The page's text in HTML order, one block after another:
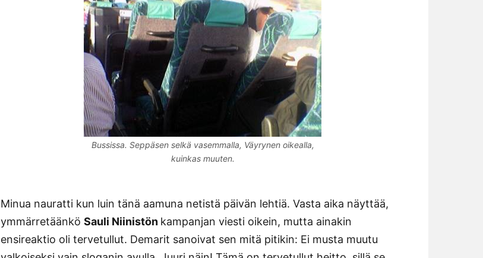
Bussissa. Seppäsen selkä vasemmalla, Väyrynen oikealla,
kuinkas muuten.
Minua nauratti kun luin tänä aamuna netistä päivän lehtiä. Vasta aika näyttää,
ymmärretäänkö Sauli Niinistön kampanjan viesti oikein, mutta ainakin
ensireaktio oli tervetullut. Demarit sanoivat sen mitä pitikin: Ei musta muutu